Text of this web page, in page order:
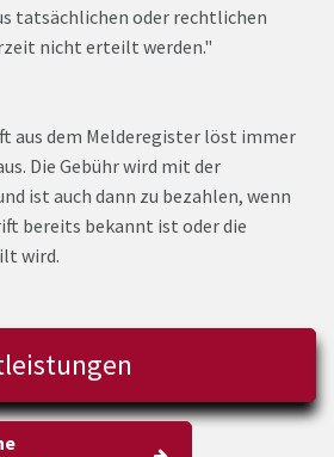
tatsächlichen oder rechtlichen
nicht erteilt werden."
aus dem Melderegister löst immer
Die Gebühr wird mit der
ist auch dann zu bezahlen, wenn
bereits bekannt ist oder die
wird.